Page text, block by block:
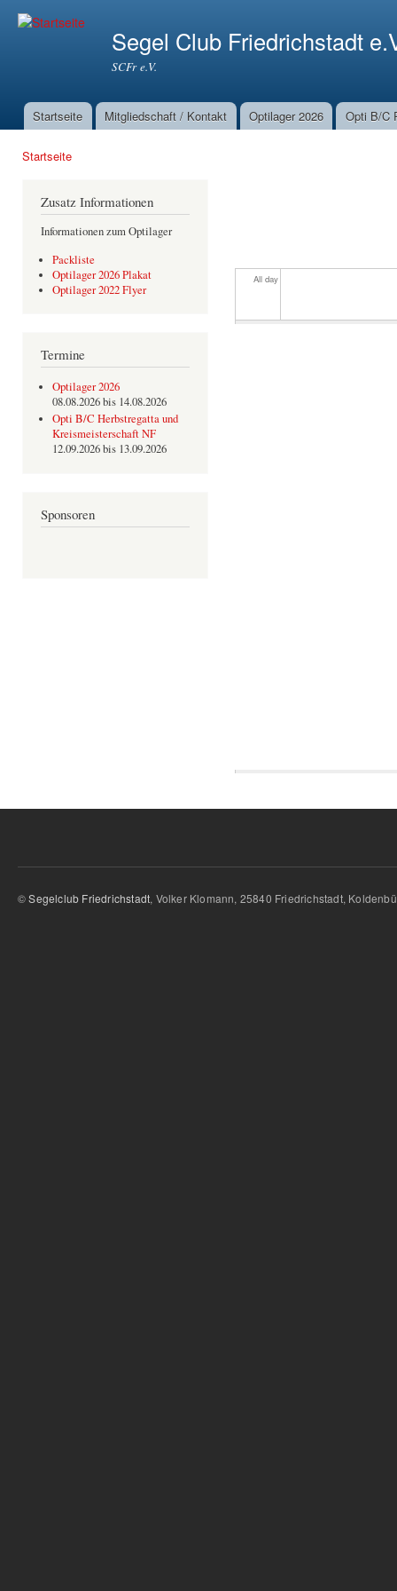
Segel Club Friedrichstadt
SCFr e.V.
Hauptmenü
Startseite Mitgliedschaft / Kontakt Optilager 2026 Opti B/C
Startseite
Zusatz Informationen
Informationen zum Optilager
Packliste
Optilager 2026 Plakat
Optilager 2022 Flyer
Termine
Optilager 2026
08.08.2026bis 14.08.2026
Opti B/C Herbstregatta und
Kreismeisterschaft NF
12.09.2026bis 13.09.2026
Sponsoren
All day
©Segelclub Friedrichstadt, Volker Klomann, 25840 Friedrichstadt,